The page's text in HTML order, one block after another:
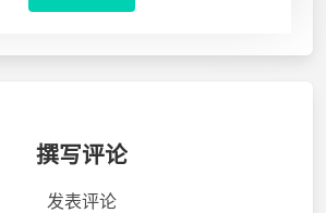
撰写评论
发表评论